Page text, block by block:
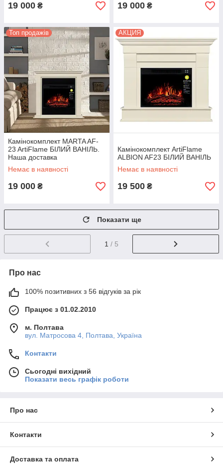
19 000 ₴ 19 000 ₴
Топ продажів
Камінокомплект MARTA AF-
23 ArtiFlame БІЛИЙ ВАНІЛЬ.
Наша доставка
Немає в наявності
19 000 ₴
АКЦИЯ
Камінокомплект ArtiFlame
ALBION AF23 БІЛИЙ ВАНІЛЬ
Немає в наявності
19 500 ₴
Показати ще
1 / 5
Про нас
100% позитивних з 56 відгуків за рік
Працює з 01.02.2010
м. Полтава
вул. Матросова 4, Полтава, Україна
Контакти
Сьогодні вихідний
Показати весь графік роботи
Про нас
Контакти
Доставка та оплата